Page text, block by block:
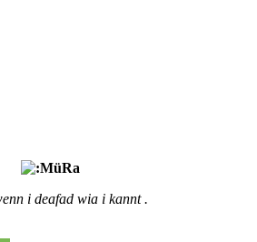
i deafad wia i kannt .